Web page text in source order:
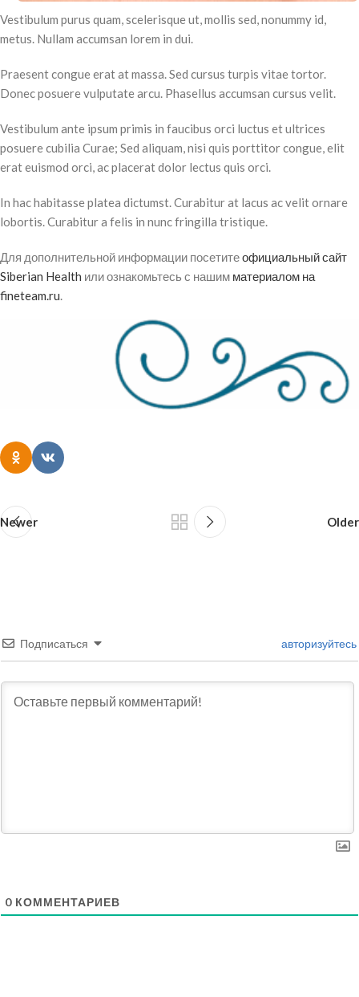
Vestibulum purus quam, scelerisque ut, mollis sed, nonummy id,
metus. Nullam accumsan lorem in dui.
Praesent congue erat at massa. Sed cursus turpis vitae tortor.
Donec posuere vulputate arcu. Phasellus accumsan cursus velit.
Vestibulum ante ipsum primis in faucibus orci luctus et ultrices
posuere cubilia Curae; Sed aliquam, nisi quis porttitor congue, elit
erat euismod orci, ac placerat dolor lectus quis orci.
In hac habitasse platea dictumst. Curabitur at lacus ac velit ornare
lobortis. Curabitur a felis in nunc fringilla tristique.
Для дополнительной информации посетитеофициальный сайт
Siberian Health или ознакомьтесь с нашим материалом на
fineteam.ru.
Newer Older
Подписаться авторизуйтесь
0 КОММЕНТАРИЕВ